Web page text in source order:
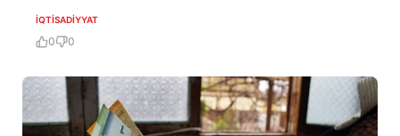
İQTISADIYYAT
0 0